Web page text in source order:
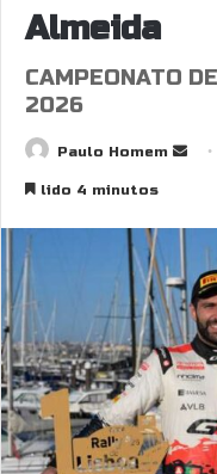
Almeida
CAMPEONATO
2026
Paulo Homem
lido 4 minutos